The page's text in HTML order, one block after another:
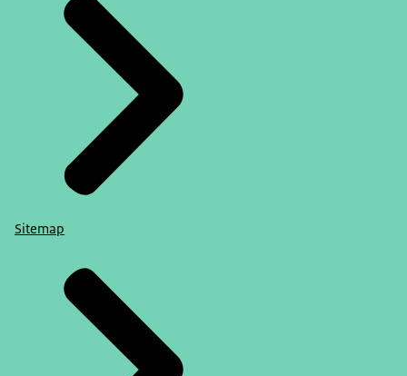
Sitemap